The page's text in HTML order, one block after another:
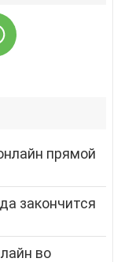
прямой
закончится
во